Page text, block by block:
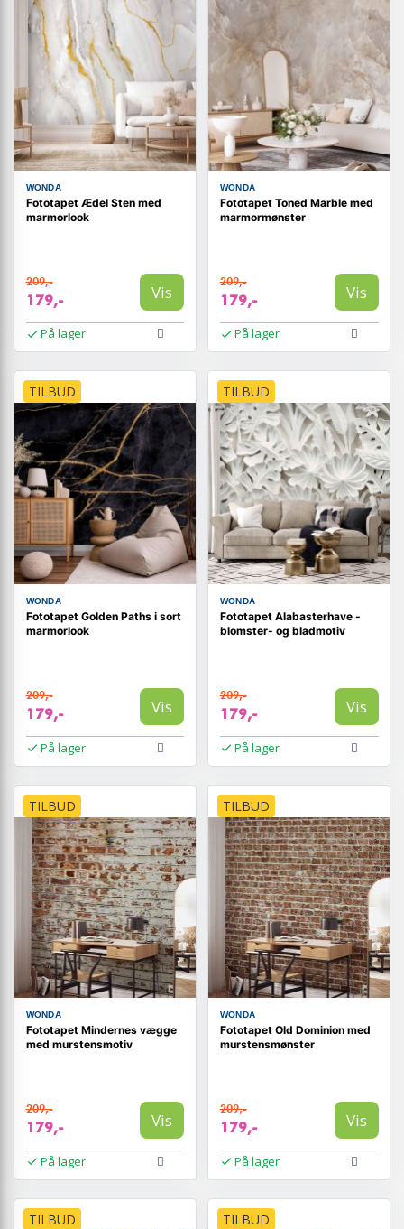
WONDA
Fototapet Ædel Sten med
marmorlook
209,-
179,- Vis
På lager
WONDA
Fototapet Toned Marble med
marmormønster
209,-
179,- Vis
På lager
TILBUD
WONDA
Fototapet Golden Paths i sort
marmorlook
209,-
179,- Vis
På lager
TILBUD
WONDA
Fototapet Alabasterhave -
blomster- og bladmotiv
209,-
179,- Vis
På lager
TILBUD
WONDA
Fototapet Mindernes vægge
med murstensmotiv
209,-
179,- Vis
På lager
TILBUD
WONDA
Fototapet Old Dominion med
murstensmønster
209,-
179,- Vis
På lager
TILBUD TILBUD